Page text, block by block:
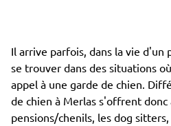
Il arrive parfois, dans la vie d'un
se trouver dans des situations
appel à une garde de chien.
de chien à Merlas s'offrent donc
pensions/chenils, les dog